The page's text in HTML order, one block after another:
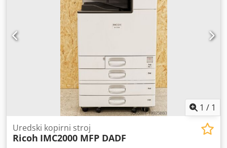
1 / 1
Uredski kopirni stroj
Ricoh IMC2000 MFP DADF